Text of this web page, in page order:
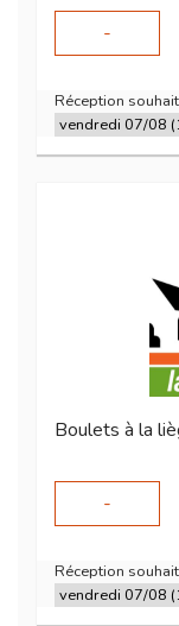
-
Réception
Boulets à la
-
Réception